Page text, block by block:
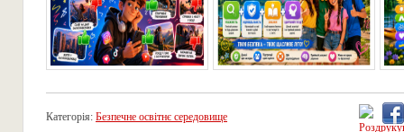
Категорія: Безпечне освітнє середовище